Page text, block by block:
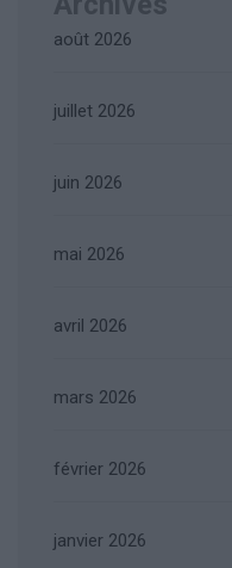
août 2026
juillet 2026
juin 2026
mai 2026
avril 2026
mars 2026
février 2026
janvier 2026